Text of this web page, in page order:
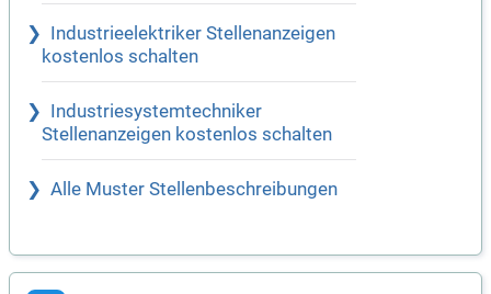
Industrieelektriker Stellenanzeigen
kostenlos schalten
Industriesystemtechniker
Stellenanzeigen kostenlos schalten
Alle Muster Stellenbeschreibungen